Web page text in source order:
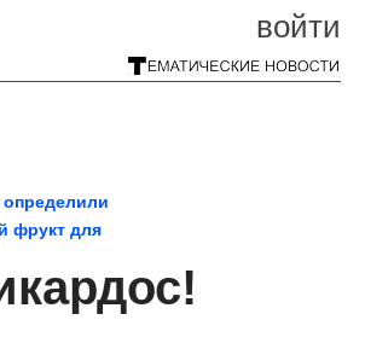
войти
фрукт для